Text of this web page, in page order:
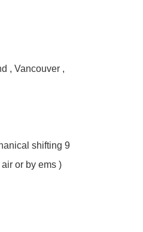
, Vancouver ,
shifting 9
or by ems )